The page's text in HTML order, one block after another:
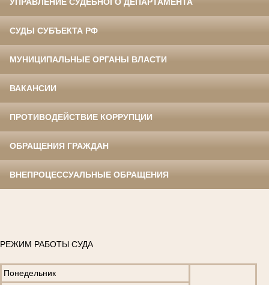
СУДЫ СУБЪЕКТА РФ
МУНИЦИПАЛЬНЫЕ ОРГАНЫ ВЛАСТИ
ВАКАНСИИ
ПРОТИВОДЕЙСТВИЕ КОРРУПЦИИ
ОБРАЩЕНИЯ ГРАЖДАН
ВНЕПРОЦЕССУАЛЬНЫЕ ОБРАЩЕНИЯ
РЕЖИМ РАБОТЫ СУДА
Понедельник